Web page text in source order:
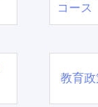
コース
教育